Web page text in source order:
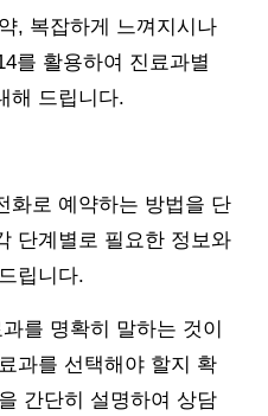
, 복잡하게 느껴지시나
를 활용하여 진료과별
해 드립니다.
화로 예약하는 방법을 단
단계별로 필요한 정보와
립니다.
를 명확히 말하는 것이
과를 선택해야 할지 확
간단히 설명하여 상담